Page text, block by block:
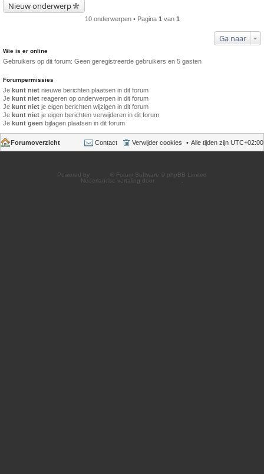
Nieuw onderwerp
10 onderwerpen • Pagina 1 van 1
Ga naar
Wie is er online
Gebruikers op dit forum: Geen geregistreerde gebruikers en 5 gasten
Forumpermissies
Je kunt niet nieuwe berichten plaatsen in dit forum
Je kunt niet reageren op onderwerpen in dit forum
Je kunt niet je eigen berichten wijzigen in dit forum
Je kunt niet je eigen berichten verwijderen in dit forum
Je kunt geen bijlagen plaatsen in dit forum
Forumoverzicht Alle tijden zijn UTC+02:00
Verwijder cookies
Contact
Powered by
® Forum Software © phpBB Limited
Nederlandse vertaling door